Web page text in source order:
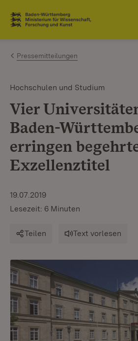
Zum Inhalt springen
Link zur Startseite
Pressemitteilungen
Hochschulen und Studium
Vier
Baden-
erringen
Exzellenztitel
19.07.2019
Lesezeit: 6 Minuten
Teilen Text vorlesen